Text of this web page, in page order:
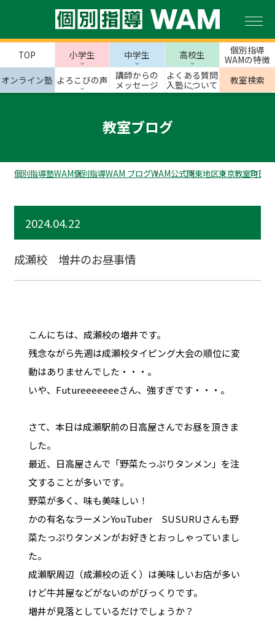
TOP 小学生 中学生 高校生
個別指導
WAMの特徴
オンライン塾 よろこびの声
講師からの
メッセージ
よくある質問
入塾について
教室検索
教室ブログ
個別指導塾WAM個別指導WAM ブログWAM公式関東地区東京教室町田市
2024.04.22
成瀬校 増井のお昼事情
こんにちは、成瀬校の増井です。
残念ながら先週は成瀬校タイピング大会の順位に変
動はありませんでした・・・。
いや、Futureeeeeeeさん、強すぎです・・・。
さて、本日は成瀬駅前の日高屋さんでお昼を頂きま
した。
最近、日高屋さんで「野菜たっぷりタンメン」を注
文することが多いです。
野菜が多く、味も美味しい！
かの有名なラーメンYouTuber SUSURUさんも野
菜たっぷりタンメンがお好きとおっしゃっていまし
た。
成瀬駅周辺（成瀬校の近く）は美味しいお店が多い
けど牛丼屋などがないのがびっくりです。
増井が見落としているだけでしょうか？